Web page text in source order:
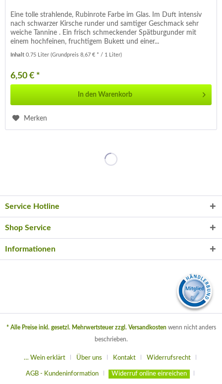
Eine tolle strahlende, Rubinrote Farbe im Glas. Im Duft intensiv
nach schwarzer Kirsche runder und samtiger Geschmack sehr
weiche Tannine . Ein frisch schmeckender Spätburgunder mit
einem hochfeinen, fruchtigem Bukett und einer...
Inhalt0.75 Liter(Grundpreis 8,67 € * / 1 Liter)
6,50 € *
In den Warenkorb
Merken
Service Hotline
Shop Service
Informationen
* Alle Preise inkl. gesetzl. Mehrwertsteuer zzgl. Versandkostenwenn nicht anders
beschrieben.
… Wein erklärt Über uns Kontakt Widerrufsrecht
AGB - Kundeninformation Widerruf online einreichen